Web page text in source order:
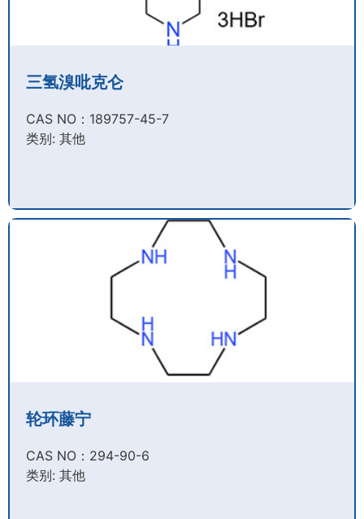
三氢溴吡克仑
CAS NO：189757-45-7​
类别: 其他
轮环藤宁
CAS NO：294-90-6​
类别: 其他